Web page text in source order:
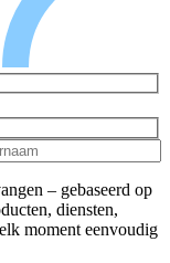
– gebaseerd op
diensten,
moment eenvoudig